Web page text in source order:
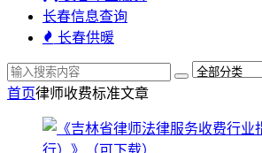
长春信息查询
长春供暖
首页律师收费标准文章